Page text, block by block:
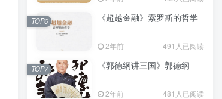
《超越金融》索罗斯的哲学
2年前 491人已阅读
TOP6
《郭德纲讲三国》郭德纲
2年前 481人已阅读
TOP7